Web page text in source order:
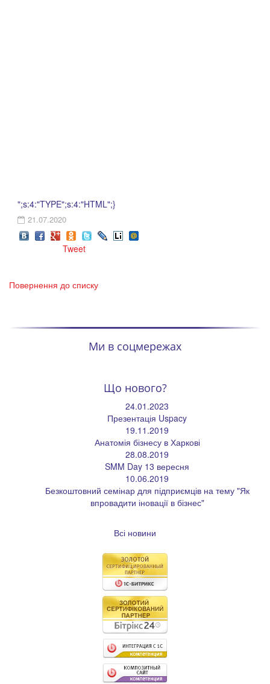
";s:4:"TYPE";s:4:"HTML";}
21.07.2020
Tweet
Повернення до списку
Ми в соцмережах
Що нового?
24.01.2023
Презентація Uspacy
19.11.2019
Анатомія бізнесу в Харкові
28.08.2019
SMM Day 13 вересня
10.06.2019
Безкоштовний семінар для підприємців на тему "Як
впровадити іновації в бізнес"
Всі новини